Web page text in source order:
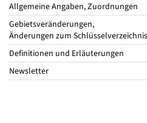
Allgemeine Angaben, Zuordnungen
Gebietsveränderungen,
Änderungen zum Schlüsselverzeichnis
Definitionen und Erläuterungen
Newsletter